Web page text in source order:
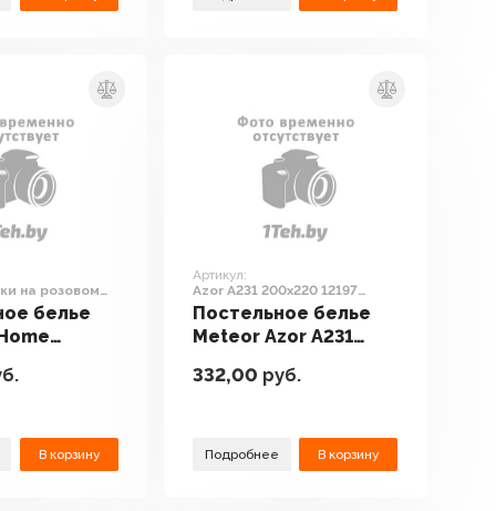
на розовом
7 белье
7
В корзину
Артикул:
Azor A231 200x220 12197
(баклажан)
Постельное белье
Meteor Azor A231
(баклажан)
332,00 руб.
Подробнее В корзину